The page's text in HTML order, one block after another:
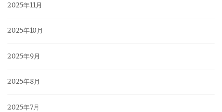
2025年11月
2025年10月
2025年9月
2025年8月
2025年7月